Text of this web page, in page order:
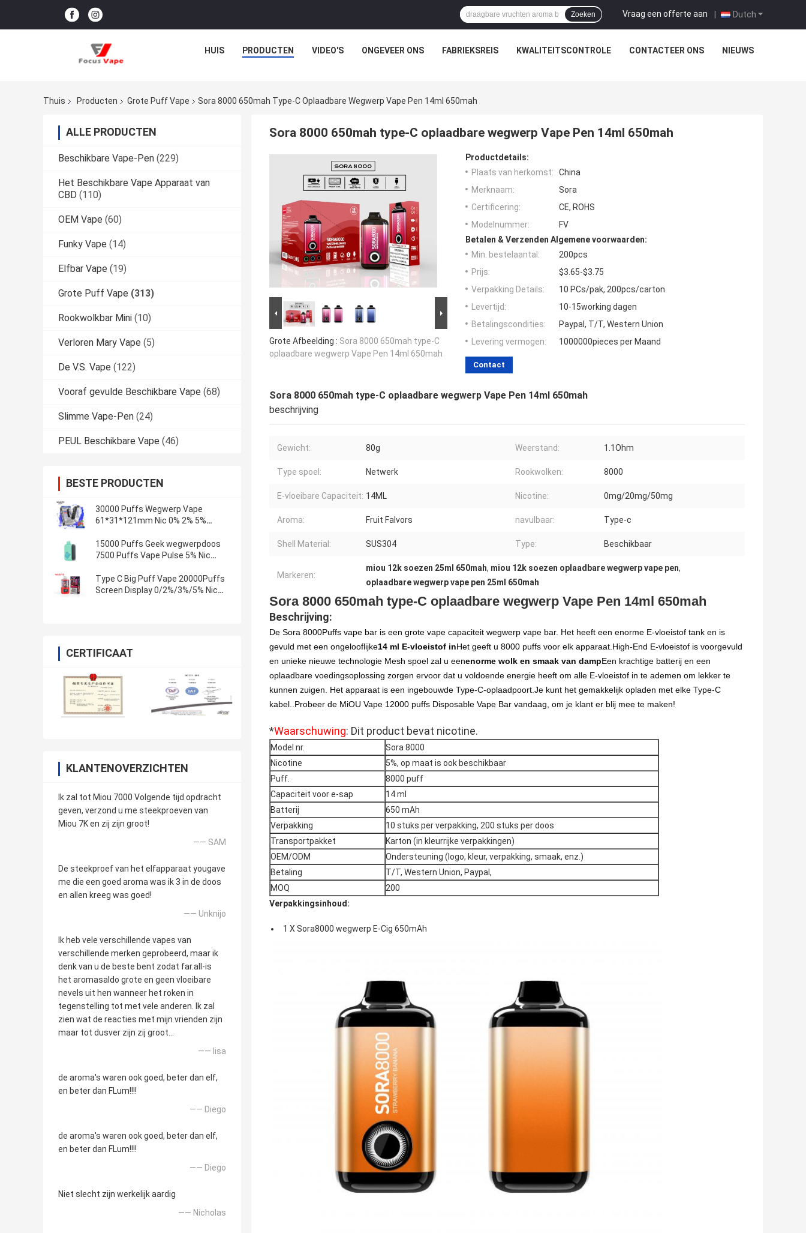
Dutch
Vraag een offerte aan |
Zoeken
HUIS PRODUCTEN VIDEO'S ONGEVEER ONS FABRIEKSREIS KWALITEITSCONTROLE CONTACTEER ONS NIEUWS
Thuis Producten Grote Puff Vape Sora 8000 650mah Type-C Oplaadbare Wegwerp Vape Pen 14ml 650mah
ALLE PRODUCTEN
Beschikbare Vape-Pen (229)
Het Beschikbare Vape Apparaat van
CBD (110)
OEM Vape (60)
Funky Vape (14)
Elfbar Vape (19)
Grote Puff Vape (313)
Rookwolkbar Mini (10)
Verloren Mary Vape (5)
De V.S. Vape (122)
Vooraf gevulde Beschikbare Vape (68)
Slimme Vape-Pen (24)
PEUL Beschikbare Vape (46)
BESTE PRODUCTEN
30000 Puffs Wegwerp Vape
61*31*121mm Nic 0% 2% 5%
15000 Puffs Geek wegwerpdoos
7500 Puffs Vape Pulse 5% Nic
Type C Big Puff Vape 20000Puffs
Screen Display 0/2%/3%/5% Nic
CERTIFICAAT
KLANTENOVERZICHTEN
Ik zal tot Miou 7000 Volgende tijd opdracht
geven, verzond u me steekproeven van
Miou 7K en zij zijn groot!
—— SAM
De steekproef van het elfapparaat yougave
me die een goed aroma was ik 3 in de doos
en allen kreeg was goed!
—— Unknijo
Ik heb vele verschillende vapes van
verschillende merken geprobeerd, maar ik
denk van u de beste bent zodat far.all-is
het aromasaldo grote en geen vloeibare
nevels uit hen wanneer het roken in
tegenstelling tot met vele anderen. Ik zal
zien wat de reacties met mijn vrienden zijn
maar tot dusver zijn zij groot…
—— lisa
de aroma's waren ook goed, beter dan elf,
en beter dan FLum!!!!
—— Diego
de aroma's waren ook goed, beter dan elf,
en beter dan FLum!!!!
—— Diego
Niet slecht zijn werkelijk aardig
—— Nicholas
Sora 8000 650mah type-C oplaadbare wegwerp Vape Pen 14ml 650mah
Grote Afbeelding : Sora 8000 650mah type-C
oplaadbare wegwerp Vape Pen 14ml 650mah
Productdetails:
Plaats van herkomst:
China
Merknaam:
Sora
Certificering:
CE, ROHS
Modelnummer:
FV
Betalen & Verzenden Algemene voorwaarden:
Min. bestelaantal:
200pcs
Prijs:
$3.65-$3.75
Verpakking Details:
10 PCs/pak, 200pcs/carton
Levertijd:
10-15working dagen
Betalingscondities:
Paypal, T/T, Western Union
Levering vermogen:
1000000pieces per Maand
Contact
Sora 8000 650mah type-C oplaadbare wegwerp Vape Pen 14ml 650mah
beschrijving
Gewicht: 80g Weerstand: 1.1Ohm
Type spoel: Netwerk Rookwolken: 8000
E-vloeibare Capaciteit: 14ML Nicotine: 0mg/20mg/50mg
Aroma: Fruit Falvors navulbaar: Type-c
Shell Material: SUS304 Type: Beschikbaar
Markeren:
miou 12k soezen 25ml 650mah, miou 12k soezen oplaadbare wegwerp vape pen,
oplaadbare wegwerp vape pen 25ml 650mah
Sora 8000 650mah type-C oplaadbare wegwerp Vape Pen 14ml 650mah
Beschrijving:
De Sora 8000Puffs vape bar is een grote vape capaciteit wegwerp vape bar. Het heeft een enorme E-vloeistof tank en is
gevuld met een ongelooflijke14 ml E-vloeistof inHet geeft u 8000 puffs voor elk apparaat.High-End E-vloeistof is voorgevuld
en unieke nieuwe technologie Mesh spoel zal u eenenorme wolk en smaak van dampEen krachtige batterij en een
oplaadbare voedingsoplossing zorgen ervoor dat u voldoende energie heeft om alle E-vloeistof in te ademen om lekker te
kunnen zuigen. Het apparaat is een ingebouwde Type-C-oplaadpoort.Je kunt het gemakkelijk opladen met elke Type-C
kabel..Probeer de MiOU Vape 12000 puffs Disposable Vape Bar vandaag, om je klant er blij mee te maken!
*Waarschuwing: Dit product bevat nicotine.
Model nr.
Sora 8000
Nicotine
5%, op maat is ook beschikbaar
Puff.
8000 puff
Capaciteit voor e-sap
14 ml
Batterij
650 mAh
Verpakking
10 stuks per verpakking, 200 stuks per doos
Transportpakket
Karton (in kleurrijke verpakkingen)
OEM/ODM
Ondersteuning (logo, kleur, verpakking, smaak, enz.)
Betaling
T/T, Western Union, Paypal,
MOQ
200
Verpakkingsinhoud:
1 X Sora8000 wegwerp E-Cig 650mAh